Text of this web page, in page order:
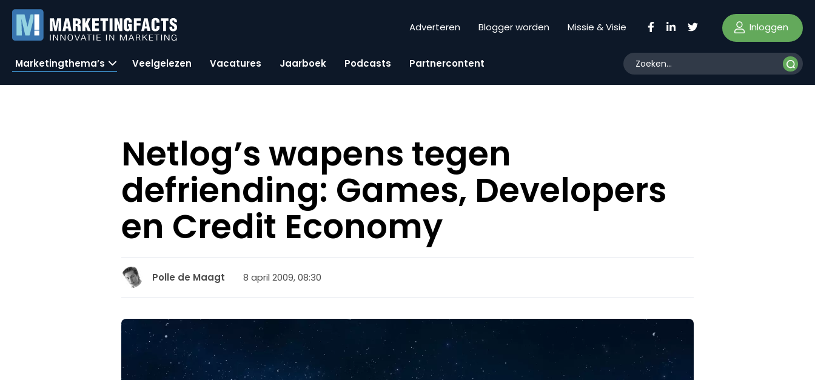
Adverteren Blogger worden Missie & Visie Inloggen
Marketingthema’s Veelgelezen Vacatures Jaarboek Podcasts Partnercontent
Netlog’s wapens tegen
defriending: Games, Developers
en Credit Economy
Polle de Maagt 8 april 2009, 08:30